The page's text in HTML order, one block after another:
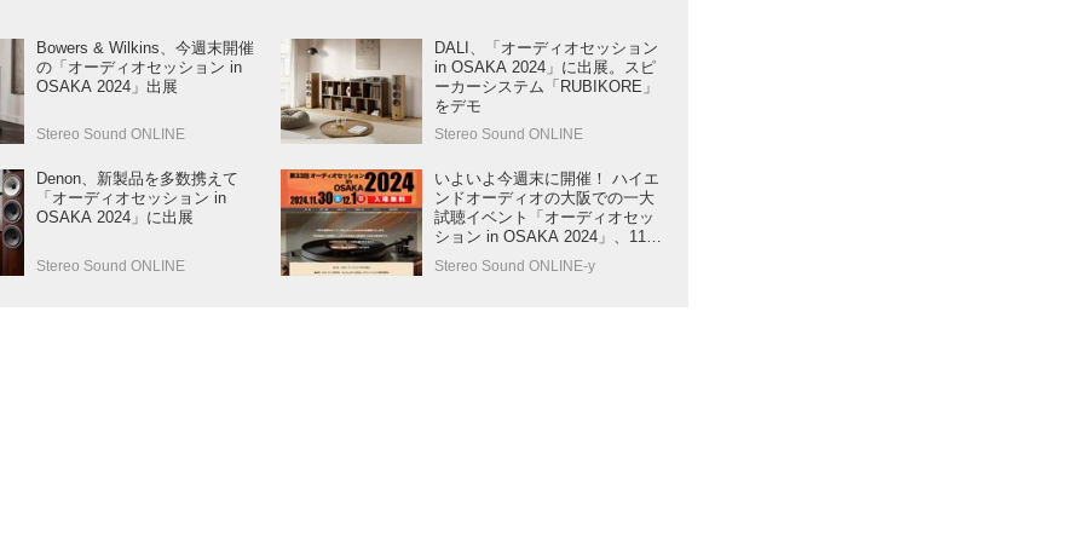
Bowers & Wilkins、今週末開催
の「オーディオセッション in
OSAKA 2024」出展
Stereo Sound ONLINE
DALI、「オーディオセッション
in OSAKA 2024」に出展。スピ
ーカーシステム「RUBIKORE」
をデモ
Stereo Sound ONLINE
Denon、新製品を多数携えて
「オーディオセッション in
OSAKA 2024」に出展
Stereo Sound ONLINE
いよいよ今週末に開催！ ハイエ
ンドオーディオの大阪での一大
試聴イベント「オーディオセッ
ション in OSAKA 2024」、11月
30日・12月1日に開催
Stereo Sound ONLINE-y